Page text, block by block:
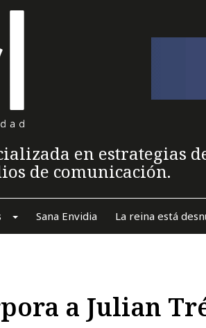
en estrategias
de comunicación.
Sana Envidia La reina está
a Julian